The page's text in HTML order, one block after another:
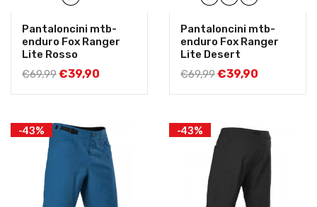
Pantaloncini mtb-
enduro Fox Ranger
Lite Rosso
€69,99€39,90
Pantaloncini mtb-
enduro Fox Ranger
Lite Desert
€69,99€39,90
-43% -43%